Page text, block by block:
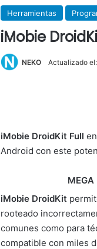
Herramientas
iMobie
NEKO Actualizado
iMobie DroidKit Full
Android con este
MEGA
iMobie DroidKit
rooteado
comunes como para
compatible con miles